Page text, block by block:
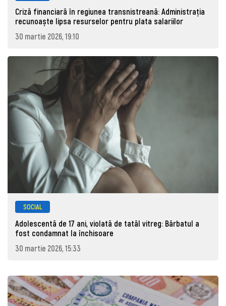
Criză financiară în regiunea transnistreană: Administrația
recunoaște lipsa resurselor pentru plata salariilor
30 martie 2026, 19:10
SOCIAL
Adolescentă de 17 ani, violată de tatăl vitreg: Bărbatul a
fost condamnat la închisoare
30 martie 2026, 15:33